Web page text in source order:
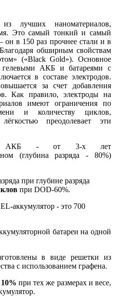
лучших наноматериалов,
Это самый тонкий и самый
в 150 раз прочнее стали и в
обширным свойствам
(«Black Gold»). Основное
АКБ и батареями с
в составе электродов.
за счет добавления
Как правило, электроды на
имеют ограничения по
и количеству циклов,
преодолевает эти
АКБ - от 3-х лет
(глубина разряда - 80%)
при глубине разряда
при DOD-60%.
аккумулятор - это 700
батареи на одной
в виде решетки из
с использованием графена.
10% при тех же размерах и весе,